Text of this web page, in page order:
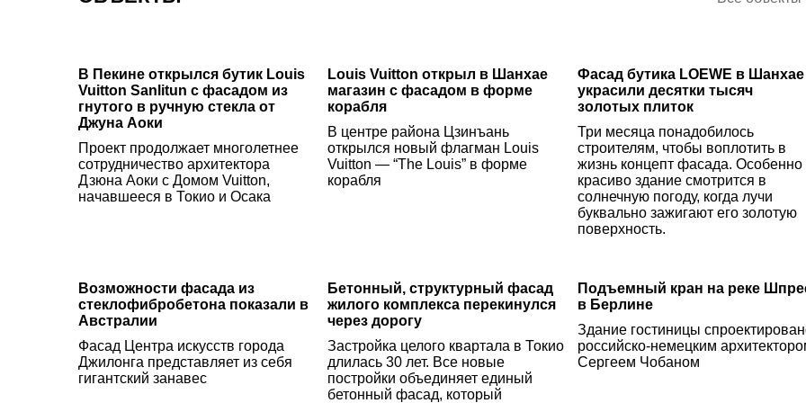
В Пекине открылся бутик Louis
Vuitton Sanlitun с фасадом из
гнутого в ручную стекла от
Джуна Аоки
Проект продолжает многолетнее
сотрудничество архитектора
Дзюна Аоки с Домом Vuitton,
начавшееся в Токио и Осака
Louis Vuitton открыл в Шанхае
магазин с фасадом в форме
корабля
В центре района Цзинъань
открылся новый флагман Louis
Vuitton — “The Louis” в форме
корабля
Фасад бутика LOEWE в Шанхае
украсили десятки тысяч
золотых плиток
Три месяца понадобилось
строителям, чтобы воплотить в
жизнь концепт фасада. Особенно
красиво здание смотрится в
солнечную погоду, когда лучи
буквально зажигают его золотую
поверхность.
Возможности фасада из
стеклофибробетона показали в
Австралии
Фасад Центра искусств города
Джилонга представляет из себя
гигантский занавес
Бетонный, структурный фасад
жилого комплекса перекинулся
через дорогу
Застройка целого квартала в Токио
длилась 30 лет. Все новые
постройки объединяет единый
бетонный фасад, который
Подъемный кран на реке
в Берлине
Здание гостиницы
российско-немецким
Сергеем Чобаном